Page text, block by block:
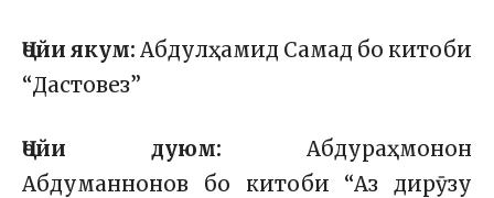
Ҷойи якум: Абдулҳамид Самад бо китоби
“Дастовез”
Ҷойи дуюм: Абдураҳмонон
Абдуманнонов бо китоби “Аз дирӯзу